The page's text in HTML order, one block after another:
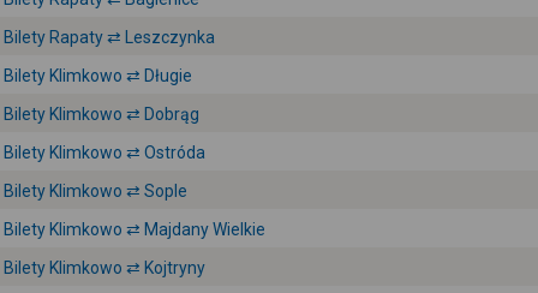
Bilety Rapaty ⇄ Leszczynka
Bilety Klimkowo ⇄ Długie
Bilety Klimkowo ⇄ Dobrąg
Bilety Klimkowo ⇄ Ostróda
Bilety Klimkowo ⇄ Sople
Bilety Klimkowo ⇄ Majdany Wielkie
Bilety Klimkowo ⇄ Kojtryny